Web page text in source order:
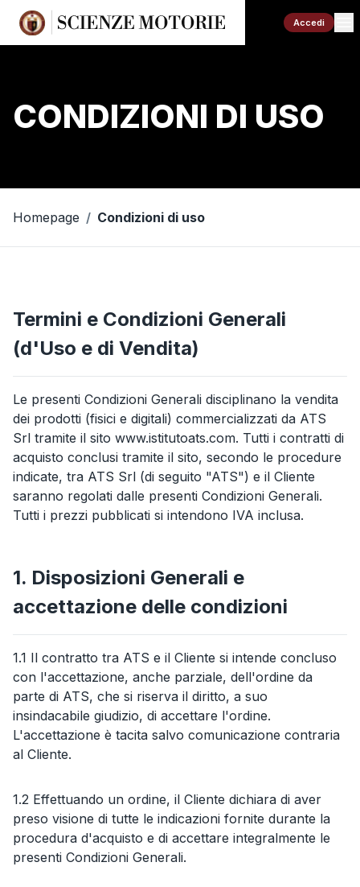
Accedi
CONDIZIONI DI USO
Homepage / Condizioni di uso
Termini e Condizioni Generali
(d'Uso e di Vendita)
Le presenti Condizioni Generali disciplinano la vendita
dei prodotti (fisici e digitali) commercializzati da ATS
Srl tramite il sito www.istitutoats.com. Tutti i contratti di
acquisto conclusi tramite il sito, secondo le procedure
indicate, tra ATS Srl (di seguito "ATS") e il Cliente
saranno regolati dalle presenti Condizioni Generali.
Tutti i prezzi pubblicati si intendono IVA inclusa.
1. Disposizioni Generali e
accettazione delle condizioni
1.1 Il contratto tra ATS e il Cliente si intende concluso
con l'accettazione, anche parziale, dell'ordine da
parte di ATS, che si riserva il diritto, a suo
insindacabile giudizio, di accettare l'ordine.
L'accettazione è tacita salvo comunicazione contraria
al Cliente.
1.2 Effettuando un ordine, il Cliente dichiara di aver
preso visione di tutte le indicazioni fornite durante la
procedura d'acquisto e di accettare integralmente le
presenti Condizioni Generali.